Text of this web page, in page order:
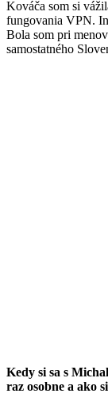
Kováča som si
fungovania VPN.
Bola som pri
samostatného
Kedy si sa s
raz osobne a ako